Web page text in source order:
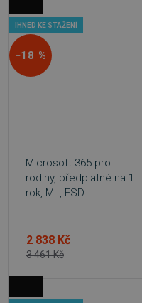
IHNED KE STAŽENÍ
−18 %
Microsoft 365 pro
rodiny, předplatné na 1
rok, ML, ESD
3 461 Kč
2 838 Kč